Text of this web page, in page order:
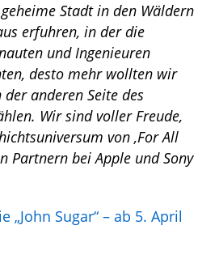
Stadt in den Wäldern
erfuhren, in der die
und Ingenieuren
desto mehr wollten wir
anderen Seite des
Wir sind voller Freude,
von ,For All
Partnern bei Apple und Sony
„John Sugar“ – ab 5. April